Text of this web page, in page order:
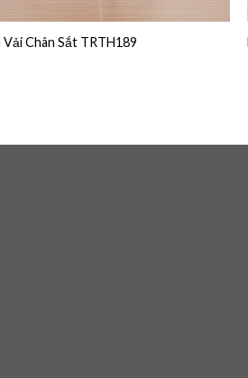
Vải Chân Sắt TRTH189